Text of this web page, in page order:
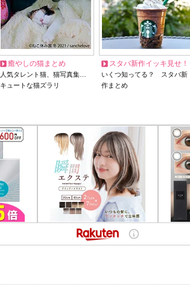
癒やしの猫まとめ
人気タレント猫、猫写真集…
キュートな猫ズラリ
スタバ新作イッキ見せ！
いくつ知ってる？ スタバ新
作まとめ